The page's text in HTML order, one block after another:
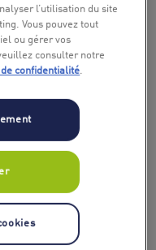
l’utilisation du site
Vous pouvez tout
ou gérer vos
consulter notre
confidentialité.